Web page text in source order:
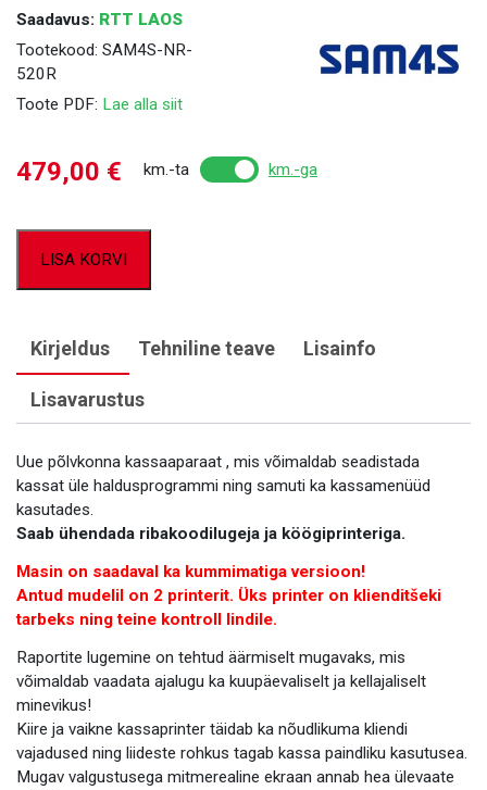
Saadavus: RTT LAOS
Tootekood: SAM4S-NR-
520R
Toote PDF: Lae alla siit
479,00 € km.-ta km.-ga
LISA KORVI
Kirjeldus Tehniline teave Lisainfo
Lisavarustus
Uue põlvkonna kassaaparaat , mis võimaldab seadistada
kassat üle haldusprogrammi ning samuti ka kassamenüüd
kasutades.
Saab ühendada ribakoodilugeja ja köögiprinteriga.
Masin on saadaval ka kummimatiga versioon!
Antud mudelil on 2 printerit. Üks printer on klienditšeki
tarbeks ning teine kontroll lindile.
Raportite lugemine on tehtud äärmiselt mugavaks, mis
võimaldab vaadata ajalugu ka kuupäevaliselt ja kellajaliselt
minevikus!
Kiire ja vaikne kassaprinter täidab ka nõudlikuma kliendi
vajadused ning liideste rohkus tagab kassa paindliku kasutusea.
Mugav valgustusega mitmerealine ekraan annab hea ülevaate